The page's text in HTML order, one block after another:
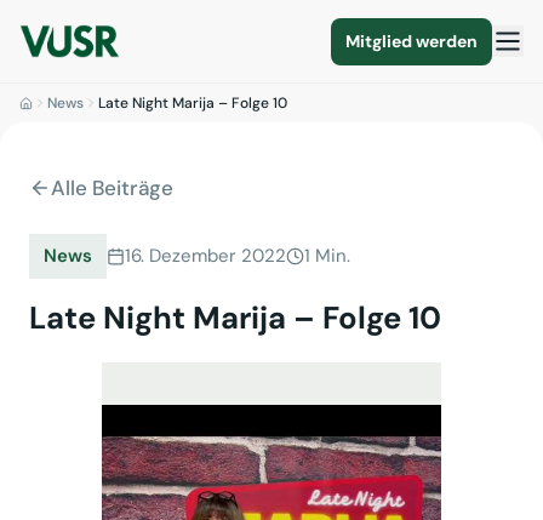
Mitglied werden
News Late Night Marija – Folge 10
Alle Beiträge
News 16. Dezember 2022 1 Min.
Late Night Marija – Folge 10